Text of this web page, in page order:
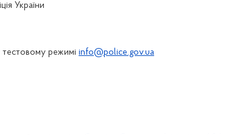
України
режимі info@police.gov.ua